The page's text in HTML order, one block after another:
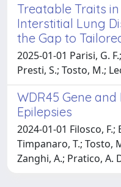
Treatable Traits
Interstitial Lung
the Gap to
2025-01-01 Parisi, G.
Presti, S.; Tosto, M.;
WDR45 Gene
Epilepsies
2024-01-01 Filosco,
Timpanaro, T.; Tosto,
Zanghi, A.; Pratico, A.